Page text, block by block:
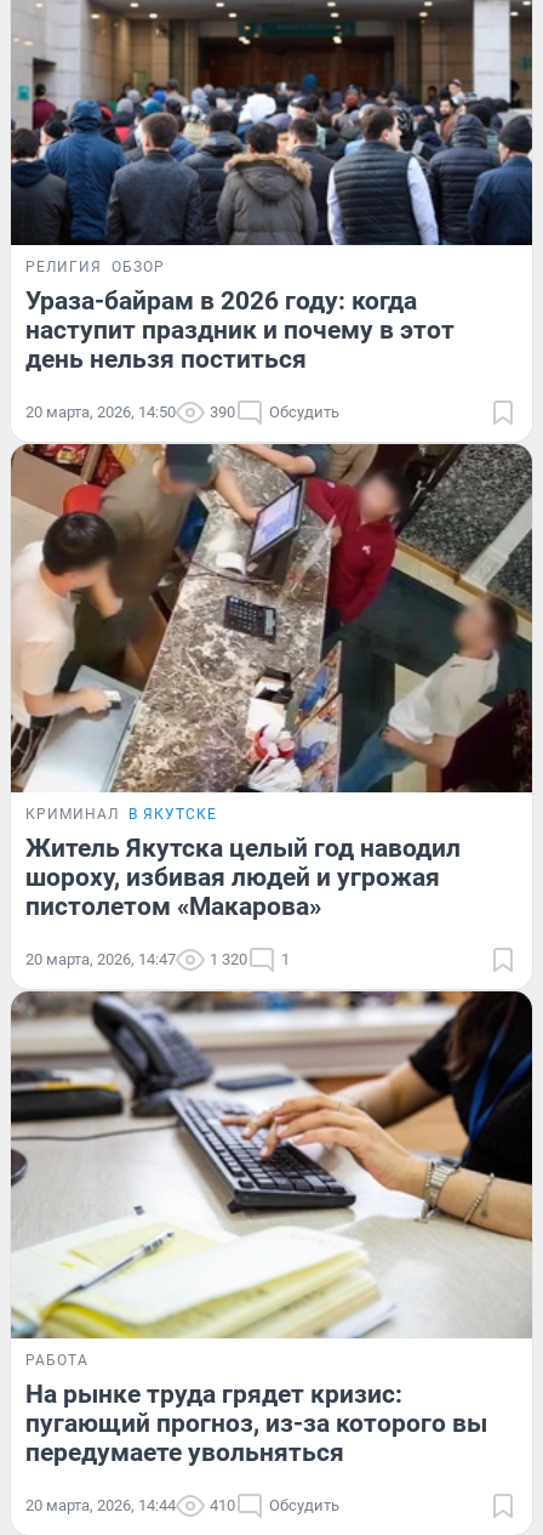
РЕЛИГИЯ ОБЗОР
Ураза-байрам в 2026 году: когда
наступит праздник и почему в этот
день нельзя поститься
20 марта, 2026, 14:50 390 Обсудить
КРИМИНАЛ В ЯКУТСКЕ
Житель Якутска целый год наводил
шороху, избивая людей и угрожая
пистолетом «Макарова»
20 марта, 2026, 14:47 1 320 1
РАБОТА
На рынке труда грядет кризис:
пугающий прогноз, из-за которого вы
передумаете увольняться
20 марта, 2026, 14:44 410 Обсудить